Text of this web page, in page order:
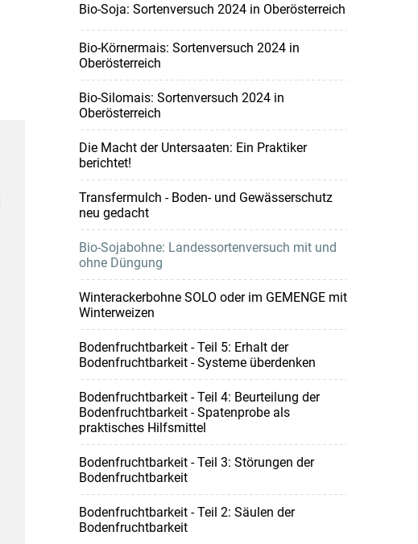
Bio-Soja: Sortenversuch 2024 in Oberösterreich
Bio-Körnermais: Sortenversuch 2024 in
Oberösterreich
Bio-Silomais: Sortenversuch 2024 in
Oberösterreich
Die Macht der Untersaaten: Ein Praktiker
berichtet!
Transfermulch - Boden- und Gewässerschutz
neu gedacht
Bio-Sojabohne: Landessortenversuch mit und
ohne Düngung
Winterackerbohne SOLO oder im GEMENGE mit
Winterweizen
Bodenfruchtbarkeit - Teil 5: Erhalt der
Bodenfruchtbarkeit - Systeme überdenken
Bodenfruchtbarkeit - Teil 4: Beurteilung der
Bodenfruchtbarkeit - Spatenprobe als
praktisches Hilfsmittel
Bodenfruchtbarkeit - Teil 3: Störungen der
Bodenfruchtbarkeit
Bodenfruchtbarkeit - Teil 2: Säulen der
Bodenfruchtbarkeit